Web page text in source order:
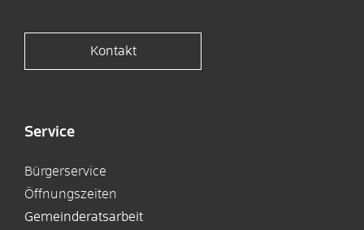
Kontakt
Service
Bürgerservice
Öffnungszeiten
Gemeinderatsarbeit